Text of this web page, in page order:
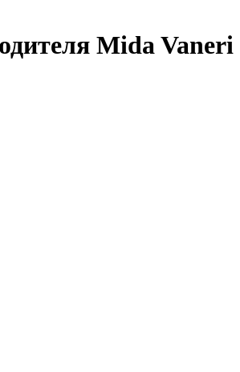
Mida Vaneri